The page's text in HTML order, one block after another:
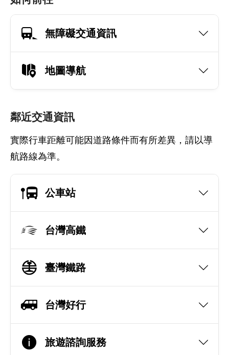
無障礙交通資訊
地圖導航
鄰近交通資訊
實際行車距離可能因道路條件而有所差異，請以導
航路線為準。
公車站
台灣高鐵
臺灣鐵路
台灣好行
旅遊諮詢服務